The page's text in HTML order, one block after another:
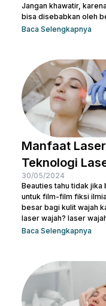
Jangan khawatir,
bisa disebabkan oleh
bakar, hingga bekas
beauties mengetahui
agar kamu bisa
Baca Selengkapnya
Manfaat
Teknologi
30/05/2024
Beauties tahu tidak jika
untuk film-film fiksi
besar bagi kulit wajah
laser wajah? laser
selebriti atau ahli
Jadi, jika kamu ingin
noda, atau
Baca Selengkapnya